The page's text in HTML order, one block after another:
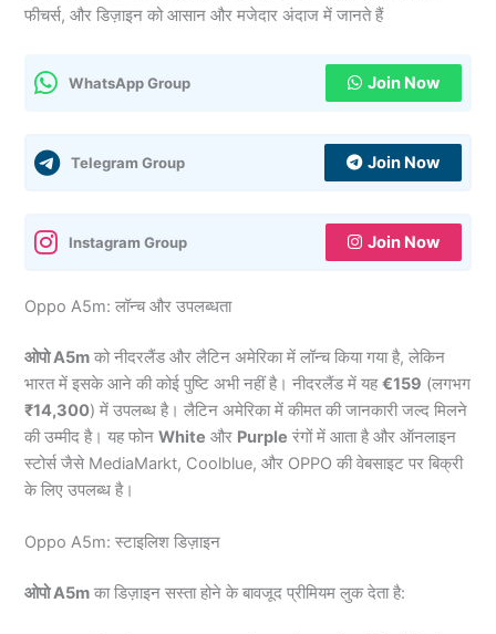
फीचर्स, और डिज़ाइन को आसान और मजेदार अंदाज में जानते हैं
WhatsApp Group Join Now
Telegram Group Join Now
Instagram Group Join Now
Oppo A5m: लॉन्च और उपलब्धता
ओपो A5m को नीदरलैंड और लैटिन अमेरिका में लॉन्च किया गया है, लेकिन
भारत में इसके आने की कोई पुष्टि अभी नहीं है। नीदरलैंड में यह€159 (लगभग
₹14,300) में उपलब्ध है। लैटिन अमेरिका में कीमत की जानकारी जल्द मिलने
की उम्मीद है। यह फोनWhite और Purple रंगों में आता है और ऑनलाइन
स्टोर्स जैसे MediaMarkt, Coolblue, और OPPO की वेबसाइट पर बिक्री
के लिए उपलब्ध है।
Oppo A5m: स्टाइलिश डिज़ाइन
ओपो A5m का डिज़ाइन सस्ता होने के बावजूद प्रीमियम लुक देता है: